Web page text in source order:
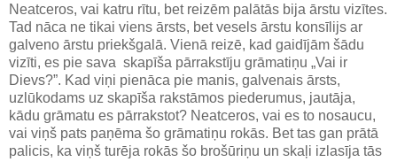
Neatceros, vai katru rītu, bet reizēm palātās bija ārstu vizītes.
Tad nāca ne tikai viens ārsts, bet vesels ārstu konsīlijs ar
galveno ārstu priekšgalā. Vienā reizē, kad gaidījām šādu
vizīti, es pie sava skapīša pārrakstīju grāmatiņu „Vai ir
Dievs?”. Kad viņi pienāca pie manis, galvenais ārsts,
uzlūkodams uz skapīša rakstāmos piederumus, jautāja,
kādu grāmatu es pārrakstot? Neatceros, vai es to nosaucu,
vai viņš pats paņēma šo grāmatiņu rokās. Bet tas gan prātā
palicis, ka viņš turēja rokās šo brošūriņu un skaļi izlasīja tās